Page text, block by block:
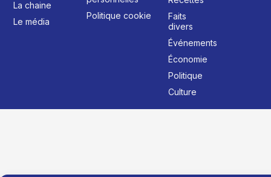
La chaine
Le média
Politique cookie
Faits
divers
Événements
Économie
Politique
Culture